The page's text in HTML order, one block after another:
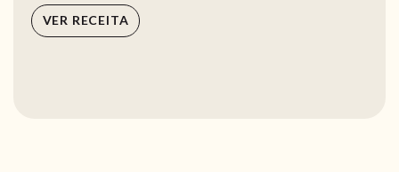
VER RECEITA